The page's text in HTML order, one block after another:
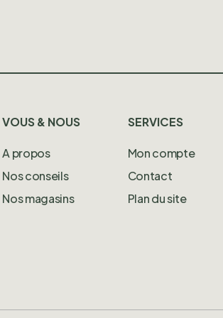
VOUS & NOUS
A propos
Nos conseils
Nos magasins
SERVICES
Mon compte
Contact
Plan du site